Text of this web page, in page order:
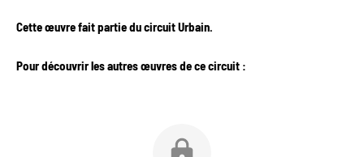
Cette œuvre fait partie du circuit Urbain.
﻿Pour découvrir les autres œuvres de ce circuit :